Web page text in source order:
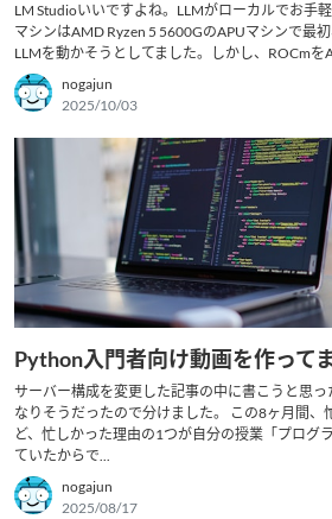
LM Studioいいですよね。LLMがローカルでお手
マシンはAMD Ryzen 5 5600GのAPUマシンで最
LLMを動かそうとしてました。しかし、ROCmを
nogajun
2025/10/03
Python入門者向け動画を作って
サーバー構成を変更した記事の中に書こうと思っ
なりそうだったので分けました。 この8ヶ月間、
ど、忙しかった理由の1つが自分の授業「プログ
ていたからで...
nogajun
2025/08/17